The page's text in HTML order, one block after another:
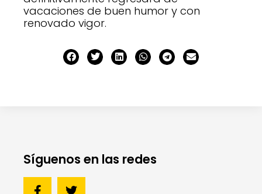
vacaciones de buen humor y con
renovado vigor.
Síguenos en las redes